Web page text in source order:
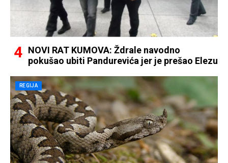
NOVI RAT KUMOVA: Ždrale navodno
pokušao ubiti Pandurevića jer je prešao Elezu
REGIJA